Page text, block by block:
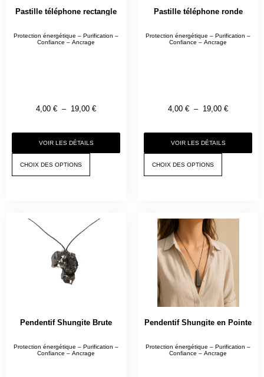
Pastille téléphone rectangle
Protection énergétique – Purification –
Confiance – Ancrage
4,00 € – 19,00 €
VOIR LES DÉTAILS
CHOIX DES OPTIONS
Pastille téléphone ronde
Protection énergétique – Purification –
Confiance – Ancrage
4,00 € – 19,00 €
VOIR LES DÉTAILS
CHOIX DES OPTIONS
Pendentif Shungite Brute
Protection énergétique – Purification –
Confiance – Ancrage
Pendentif Shungite en Pointe
Protection énergétique – Purification –
Confiance – Ancrage